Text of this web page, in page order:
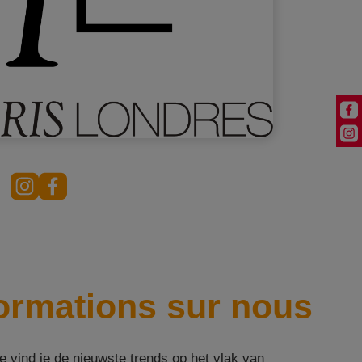
sur nous
vind je de nieuwste trends op het vlak van